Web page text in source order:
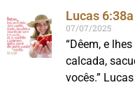
Lucas 6:38a
07/07/2025
“Dêem, e
calcada,
vocês.”